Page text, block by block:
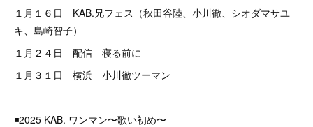
１月１６日 KAB.兄フェス（秋田谷陸、小川徹、シオダマサユ
キ、島崎智子）
１月２４日 配信 寝る前に
１月３１日 横浜 小川徹ツーマン
◾️2025 KAB. ワンマン〜歌い初め〜